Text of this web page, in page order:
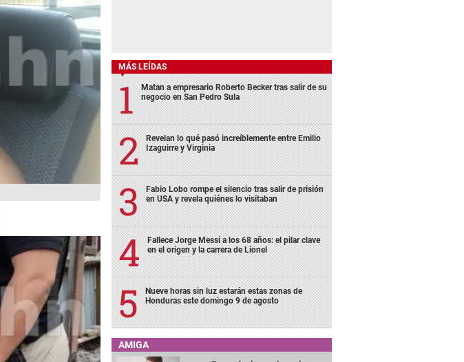
MÁS LEÍDAS
Matan a empresario Roberto Becker tras salir de su
negocio en San Pedro Sula
Revelan lo qué pasó increíblemente entre Emilio
Izaguirre y Virginia
Fabio Lobo rompe el silencio tras salir de prisión
en USA y revela quiénes lo visitaban
Fallece Jorge Messi a los 68 años: el pilar clave
en el origen y la carrera de Lionel
Nueve horas sin luz estarán estas zonas de
Honduras este domingo 9 de agosto
AMIGA